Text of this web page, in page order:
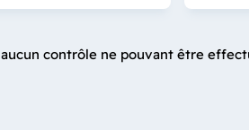
contrôle ne pouvant être